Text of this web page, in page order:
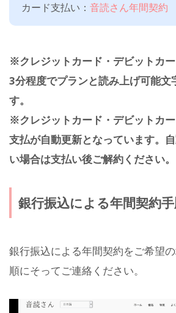
カード支払い： 音読さん年間契約
※クレジットカード・デビットカ
3分程度でプランと読み上げ可能文
す。
※クレジットカード・デビットカ
支払が自動更新となっています。
い場合は支払い後ご解約ください。
銀行振込による年間契約
銀行振込による年間契約をご希望
順にそってご連絡ください。